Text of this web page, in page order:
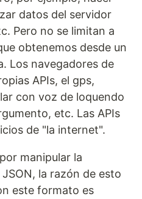
datos del servidor
Pero no se limitan a
obtenemos desde un
Los navegadores de
APIs, el gps,
con voz de loquendo
etc. Las APIs
de "la internet".
manipular la
la razón de esto
este formato es